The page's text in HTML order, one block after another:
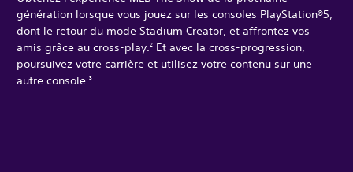
génération lorsque vous jouez sur les consoles PlayStation®5,
dont le retour du mode Stadium Creator, et affrontez vos
amis grâce au cross-play. 2
Et avec la cross-progression,
poursuivez votre carrière et utilisez votre contenu sur une
autre console. 3